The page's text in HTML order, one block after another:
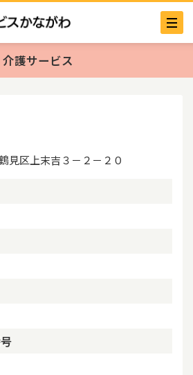
介護サービス
見区上末吉３－２－２０